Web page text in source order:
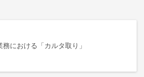
務における「カルタ取り」